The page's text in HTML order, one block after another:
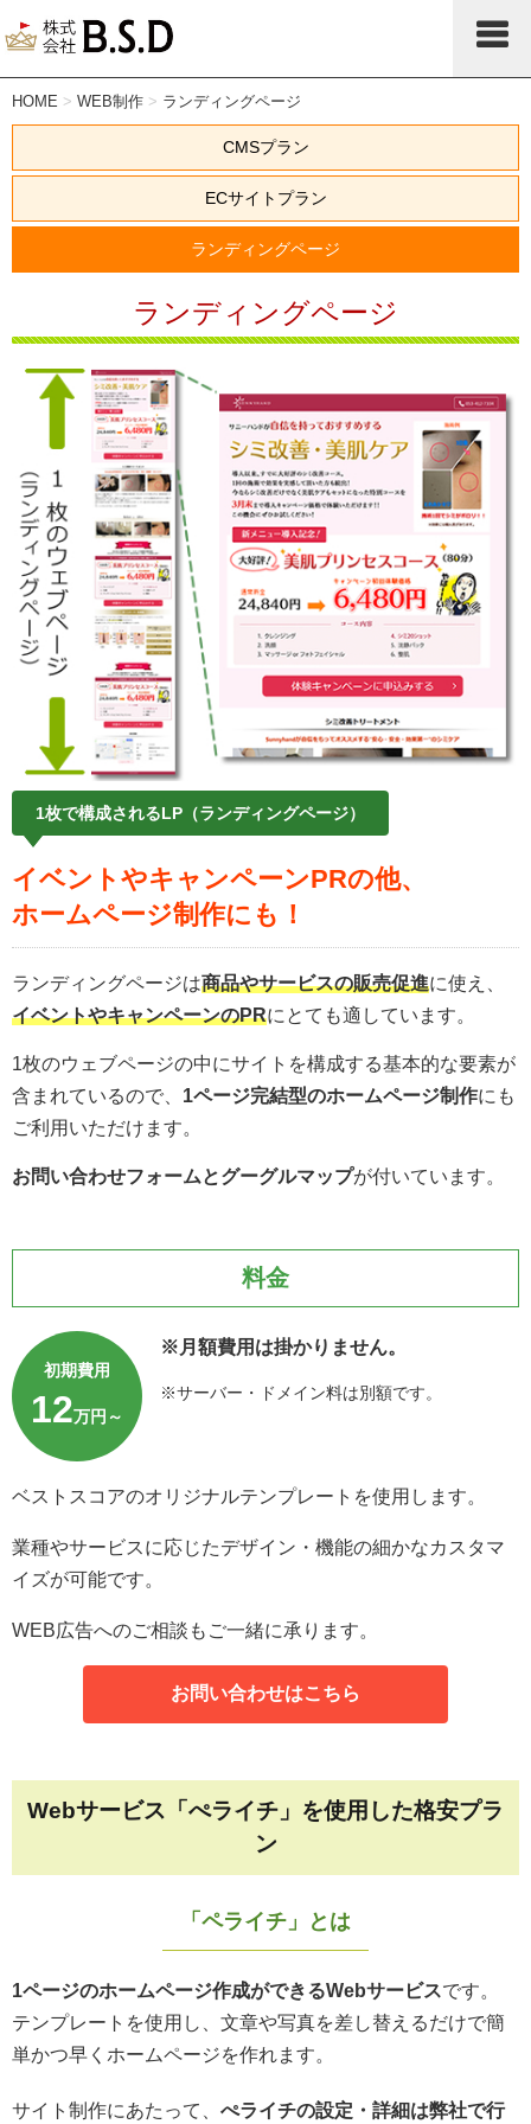
HOME > WEB制作 > ランディングページ
CMSプラン
ECサイトプラン
ランディングページ
ランディングページ
1枚で構成されるLP（ランディングページ）
イベントやキャンペーンPRの他、
ホームページ制作にも！
ランディングページは商品やサービスの販売促進に使え、
イベントやキャンペーンのPRにとても適しています。
1枚のウェブページの中にサイトを構成する基本的な要素が
含まれているので、 1ページ完結型のホームページ制作にも
ご利用いただけます。
お問い合わせフォームとグーグルマップが付いています。
料金
初期費用
12万円～
※月額費用は掛かりません。
※サーバー・ドメイン料は別額です。
ベストスコアのオリジナルテンプレートを使用します。
業種やサービスに応じたデザイン・機能の細かなカスタマ
イズが可能です。
WEB広告へのご相談もご一緒に承ります。
お問い合わせはこちら
Webサービス「ぺライチ」を使用した格安プラ
ン
「ペライチ」とは
1ページのホームページ作成ができるWebサービスです。
テンプレートを使用し、文章や写真を差し替えるだけで簡
単かつ早くホームページを作れます。
サイト制作にあたって、 ぺライチの設定・詳細は弊社で行